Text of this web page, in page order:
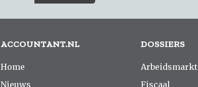
ACCOUNTANT.NL
Home
Nieuws
DOSSIERS
Arbeidsmarkt
Fiscaal